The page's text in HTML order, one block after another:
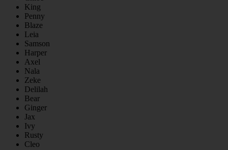
King
Penny
Blaze
Leia
Samson
Harper
Axel
Nala
Zeke
Delilah
Bear
Ginger
Jax
Ivy
Rusty
Cleo